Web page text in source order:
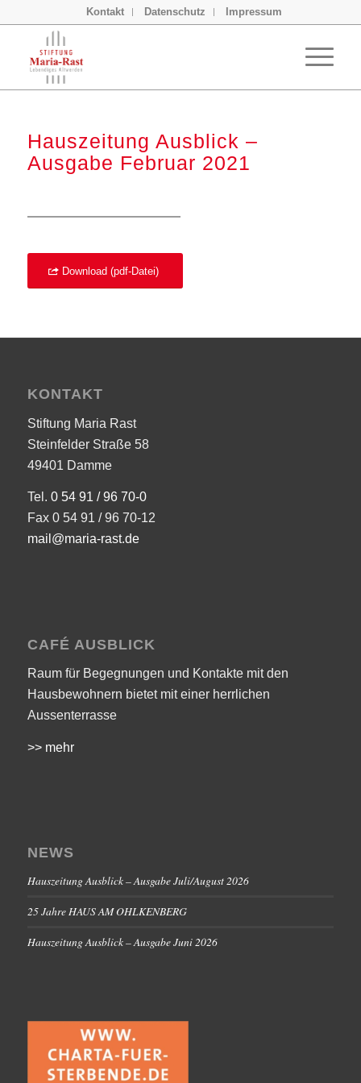
Kontakt Datenschutz Impressum
Hauszeitung Ausblick –
Ausgabe Februar 2021
Download (pdf-Datei)
KONTAKT
Stiftung Maria Rast
Steinfelder Straße 58
49401 Damme
Tel. 0 54 91 / 96 70-0
Fax 0 54 91 / 96 70-12
mail@maria-rast.de
CAFÉ AUSBLICK
Raum für Begegnungen und Kontakte mit den
Hausbewohnern bietet mit einer herrlichen
Aussenterrasse
>> mehr
NEWS
Hauszeitung Ausblick – Ausgabe Juli/August 2026
25 Jahre HAUS AM OHLKENBERG
Hauszeitung Ausblick – Ausgabe Juni 2026